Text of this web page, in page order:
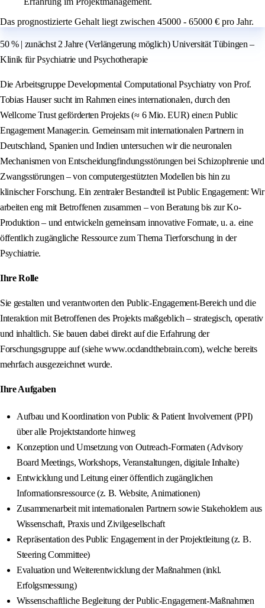
Das prognostizierte Gehalt liegt zwischen 45000 - 65000 € pro Jahr.
50 % | zunächst 2 Jahre (Verlängerung möglich) Universität Tübingen –
Klinik für Psychiatrie und Psychotherapie
Die Arbeitsgruppe Developmental Computational Psychiatry von Prof.
Tobias Hauser sucht im Rahmen eines internationalen, durch den
Wellcome Trust geförderten Projekts (≈ 6 Mio. EUR) eine:n Public
Engagement Manager:in. Gemeinsam mit internationalen Partnern in
Deutschland, Spanien und Indien untersuchen wir die neuronalen
Mechanismen von Entscheidungfindungsstörungen bei Schizophrenie und
Zwangsstörungen – von computergestützten Modellen bis hin zu
klinischer Forschung. Ein zentraler Bestandteil ist Public Engagement: Wir
arbeiten eng mit Betroffenen zusammen – von Beratung bis zur Ko-
Produktion – und entwickeln gemeinsam innovative Formate, u. a. eine
öffentlich zugängliche Ressource zum Thema Tierforschung in der
Psychiatrie.
Ihre Rolle
Sie gestalten und verantworten den Public-Engagement-Bereich und die
Interaktion mit Betroffenen des Projekts maßgeblich – strategisch, operativ
und inhaltlich. Sie bauen dabei direkt auf die Erfahrung der
Forschungsgruppe auf (siehe www.ocdandthebrain.com), welche bereits
mehrfach ausgezeichnet wurde.
Ihre Aufgaben
Aufbau und Koordination von Public & Patient Involvement (PPI)
über alle Projektstandorte hinweg
Konzeption und Umsetzung von Outreach-Formaten (Advisory
Board Meetings, Workshops, Veranstaltungen, digitale Inhalte)
Entwicklung und Leitung einer öffentlich zugänglichen
Informationsressource (z. B. Website, Animationen)
Zusammenarbeit mit internationalen Partnern sowie Stakeholdern aus
Wissenschaft, Praxis und Zivilgesellschaft
Repräsentation des Public Engagement in der Projektleitung (z. B.
Steering Committee)
Evaluation und Weiterentwicklung der Maßnahmen (inkl.
Erfolgsmessung)
Wissenschaftliche Begleitung der Public-Engagement-Maßnahmen